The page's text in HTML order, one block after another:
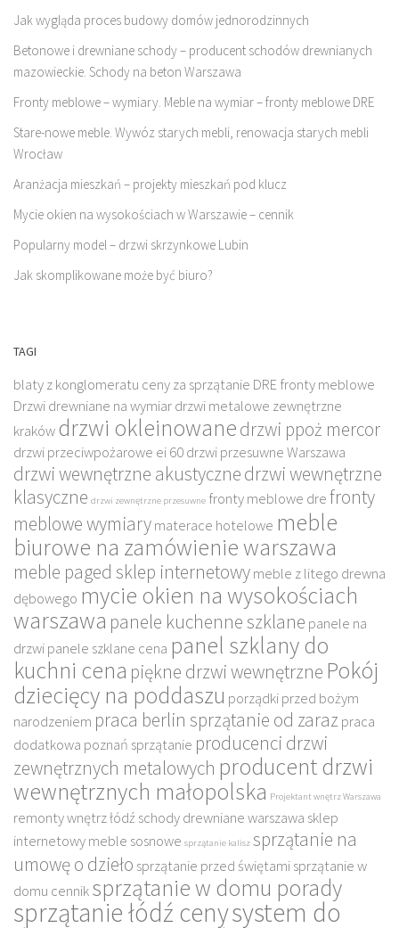
Jak wygląda proces budowy domów jednorodzinnych
Betonowe i drewniane schody – producent schodów drewnianych
mazowieckie. Schody na beton Warszawa
Fronty meblowe – wymiary. Meble na wymiar – fronty meblowe DRE
Stare-nowe meble. Wywóz starych mebli, renowacja starych mebli
Wrocław
Aranżacja mieszkań – projekty mieszkań pod klucz
Mycie okien na wysokościach w Warszawie – cennik
Popularny model – drzwi skrzynkowe Lubin
Jak skomplikowane może być biuro?
TAGI
blaty z konglomeratu ceny za sprzątanie DRE fronty meblowe
Drzwi drewniane na wymiardrzwi metalowe zewnętrzne
kraków drzwi okleinowanedrzwi ppoż mercor
drzwi przeciwpożarowe ei 60drzwi przesuwne Warszawa
drzwi wewnętrzne akustycznedrzwi wewnętrzne
klasyczne drzwi zewnętrzne przesuwne fronty meblowe drefronty
meblowe wymiarymaterace hotelowe meble
biurowe na zamówienie warszawa
meble paged sklep internetowymeble z litego drewna
dębowego mycie okien na wysokościach
warszawa panele kuchenne szklane panele na
drzwipanele szklane cena panel szklany do
kuchni cena piękne drzwi wewnętrzne Pokój
dziecięcy na poddaszu porządki przed bożym
narodzeniem praca berlin sprzątanie od zarazpraca
dodatkowa poznań sprzątanie producenci drzwi
zewnętrznych metalowych producent drzwi
wewnętrznych małopolska Projektant wnętrz Warszawa
remonty wnętrz łódź schody drewniane warszawa sklep
internetowy meble sosnowe sprzątanie kalisz sprzątanie na
umowę o dzieło sprzątanie przed świętamisprzątanie w
domu cenniksprzątanie w domu porady
sprzątanie łódź cenysystem do